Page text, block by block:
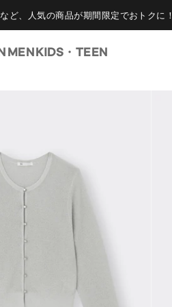
ど、人気の商品が期間限定でおトクに！
MENKIDS・TEEN